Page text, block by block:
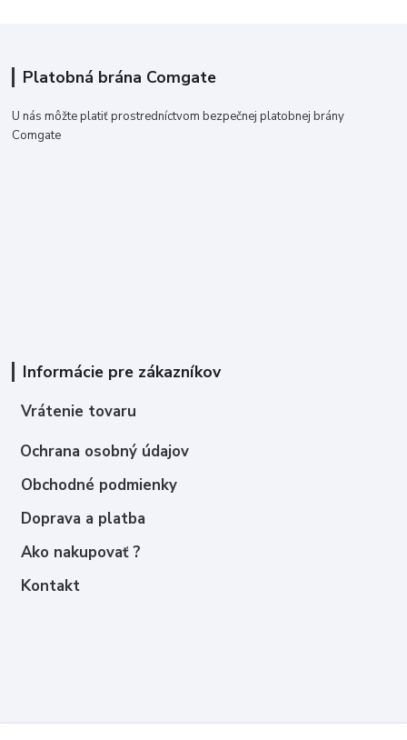
Platobná brána Comgate
U nás môžte platiť prostredníctvom bezpečnej platobnej brány
Comgate
Informácie pre zákazníkov
Vrátenie tovaru
Ochrana osobný údajov
Obchodné podmienky
Doprava a platba
Ako nakupovať ?
Kontakt